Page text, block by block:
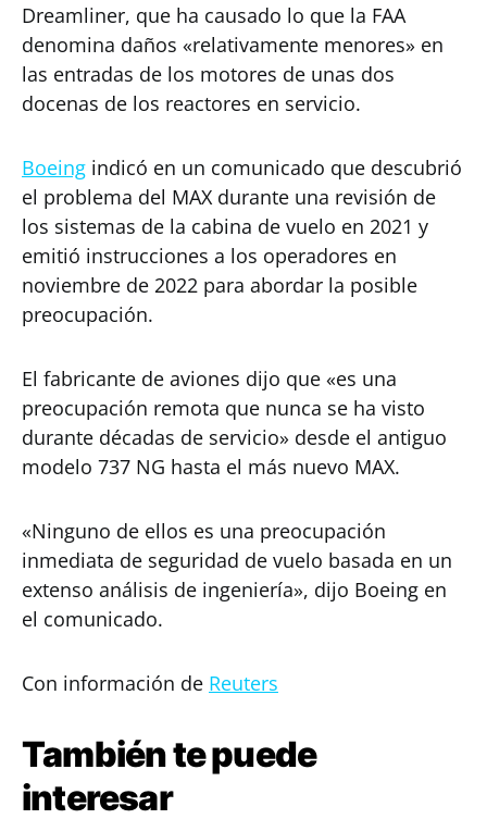
Dreamliner, que ha causado lo que la FAA
denomina daños «relativamente menores» en
las entradas de los motores de unas dos
docenas de los reactores en servicio.
Boeing indicó en un comunicado que descubrió
el problema del MAX durante una revisión de
los sistemas de la cabina de vuelo en 2021 y
emitió instrucciones a los operadores en
noviembre de 2022 para abordar la posible
preocupación.
El fabricante de aviones dijo que «es una
preocupación remota que nunca se ha visto
durante décadas de servicio» desde el antiguo
modelo 737 NG hasta el más nuevo MAX.
«Ninguno de ellos es una preocupación
inmediata de seguridad de vuelo basada en un
extenso análisis de ingeniería», dijo Boeing en
el comunicado.
Con información de Reuters
También te puede
interesar